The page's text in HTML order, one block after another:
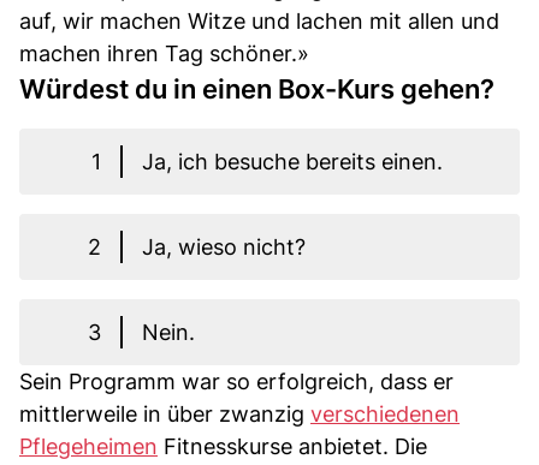
auf, wir machen Witze und lachen mit allen und
machen ihren Tag schöner.»
Würdest du in einen Box-Kurs gehen?
1 Ja, ich besuche bereits einen.
2 Ja, wieso nicht?
3
Nein.
Sein Programm war so erfolgreich, dass er
mittlerweile in über zwanzig verschiedenen
Pflegeheimen Fitnesskurse anbietet. Die